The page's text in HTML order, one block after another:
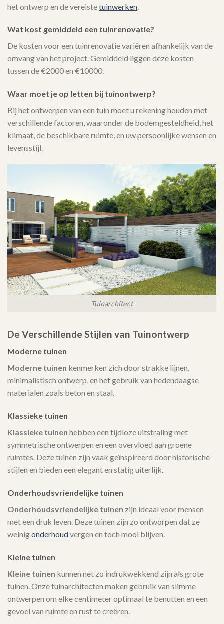
het ontwerp en de vereistetuinwerken
Wat kost gemiddeld een tuinrenovatie?
De kosten voor een tuinrenovatie variëren afhankelijk van de
omvang van het project. Gemiddeld liggen deze kosten
tussen de €2000 en €10000.
Waar moet je op letten bij tuinontwerp?
Bij het ontwerpen van een tuin moet u rekening houden met
verschillende factoren, waaronder de bodemgesteldheid, het
klimaat, de beschikbare ruimte, en uw persoonlijke wensen en
levensstijl.
Tuinarchitect
De Verschillende Stijlen van Tuinontwerp
Moderne tuinen
Moderne tuinen kenmerken zich door strakke lijnen,
minimalistisch ontwerp, en het gebruik van hedendaagse
materialen zoals beton en staal.
Klassieke tuinen
Klassieke tuinen hebben een tijdloze uitstraling met
symmetrische ontwerpen en een overvloed aan groene
ruimtes. Deze tuinen zijn vaak geïnspireerd door historische
stijlen en bieden een elegant en statig uiterlijk.
Onderhoudsvriendelijke tuinen
Onderhoudsvriendelijke tuinen zijn ideaal voor mensen
met een druk leven. Deze tuinen zijn zo ontworpen dat ze
weinigonderhoudvergen en toch mooi blijven.
Kleine tuinen
Kleine tuinen kunnen net zo indrukwekkend zijn als grote
tuinen. Onze tuinarchitecten maken gebruik van slimme
ontwerpen om elke centimeter optimaal te benutten en een
gevoel van ruimte en rust te creëren.